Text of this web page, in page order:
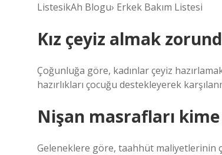
ListesikAh Blogu› Erkek Bakım Listesi
Kız çeyiz almak
Çoğunluğa göre, kadınlar çeyiz
hazırlıkları çocuğu destekleyerek
Nişan masrafları
Geleneklere göre, taahhüt maliyetlerinin